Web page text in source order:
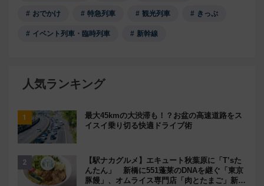
おでかけ 特急列車 観光列車 きっぷ
イベント列車・臨時列車 新幹線
人気ランキング
最大45kmの大渋滞も！？お盆の高速道路をス
イスイ乗り切る快適ドライブ術
【駅ナカグルメ】エキュート秋葉原に「T’sた
んたん」 新橋に551蓬莱のDNAを継ぐ「東京
豚饅」、オムライス専門店「肉とたまご」新グ